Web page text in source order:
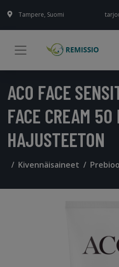
Tampere, Suomi
ACO FACE
FACE CREAM 50
HAJUSTEETON
Kivennäisaineet